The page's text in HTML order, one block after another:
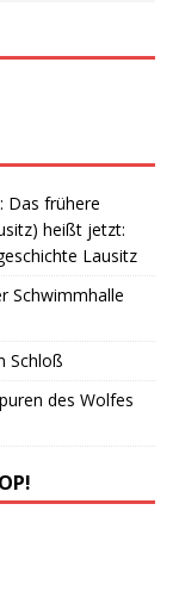
Das frühere
heißt jetzt:
Lausitz
Schwimmhalle
Schloß
des Wolfes